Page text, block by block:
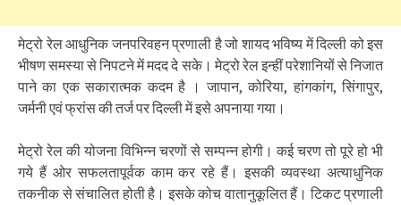
मेट्रो रेल आधुनिक जनपरिवहन प्रणाली है जो शायद भविष्य में दिल्ली को इस
भीषण समस्या से निपटने में मदद दे सके। मेट्रो रेल इन्हीं परेशानियों से निजात
पाने का एक सकारात्मक कदम है । जापान, कोरिया, हांगकांग, सिंगापुर,
जर्मनी एवं फ्रांस की तर्ज पर दिल्ली में इसे अपनाया गया।
मेट्रो रेल की योजना विभिन्न चरणों से सम्पन्न होगी। कई चरण तो पूरे हो भी
गये हैं ओर सफलतापूर्वक काम कर रहे हैं। इसकी व्यवस्था अत्याधुनिक
तकनीक से संचालित होती है। इसके कोच वातानुकूलित हैं। टिकट प्रणाली